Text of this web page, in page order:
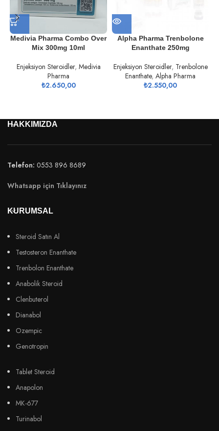
Medivia Pharma Combo Over
Mix 300mg 10ml
Enjeksiyon Steroidler, Medivia
Pharma
₺2.650,00
Alpha Pharma Trenbolone
Enanthate 250mg
Enjeksiyon Steroidler, Trenbolone
Enanthate,Alpha Pharma
₺2.550,00
HAKKIMIZDA
Telefon: 0553 896 8689
Whatsapp için Tıklayınız
KURUMSAL
Steroid Satın Al
Testosteron Enanthate
Trenbolon Enanthate
Anabolik Steroid
Clenbuterol
Dianabol
Ozempic
Genotropin
Tablet Steroid
Anapolon
MK-677
Turinabol